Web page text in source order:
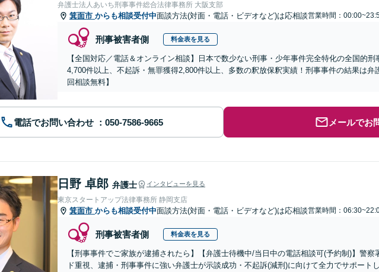
弁護士法人あいち刑事事件総合法律事務所 大阪支部
箕面市 からも相談受付中面談方法(対面・電話・ビデオなど)は応相談営業時間：
刑事被害者側 料金表を見る
【全国対応／電話＆オンライン相談】日本で数少ない刑事・少年事件完全特化の全国的
4,700件以上、不起訴・無罪獲得2,800件以上、多数の釈放保釈実績！刑事事件の結果は弁
回相談無料】
電話でお問い合わせ メールでお
日野 卓郎 弁護士 インタビューを見る
東京スタートアップ法律事務所 静岡支店
箕面市 からも相談受付中面談方法(対面・電話・ビデオなど)は応相談営業時間：
刑事被害者側 料金表を見る
【刑事事件でご家族が逮捕されたら】【弁護士待機中/当日中の電話相談可(予約制)】警
ド重視、逮捕・刑事事件に強い弁護士が示談成功・不起訴(減刑)に向けて全力でサポート